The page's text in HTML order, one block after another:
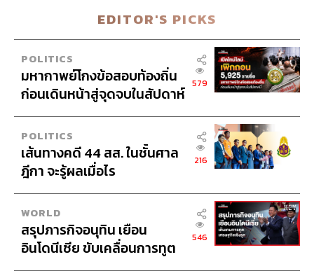
ความน่าสนใจระดับ: 4
ตลาดหุ้นพัฒนาแล้ว ยังได้รับแรงหนุนจากการดำเนิน
นโยบายการเงินและการคลังที่ผ่อนคลาย ความคืบหน้าการ
ฉีดวัคซีน และผลประกอบการบริษัทจดทะเบียนที่มีแนวโน้ม
ออกมาดีกว่าคาดในหลายภูมิภาค
อย่างไรก็ตาม ตลาดหุ้นพัฒนาแล้วมีแนวโน้มผันผวนใน
ระยะสั้น จากความกังวลเกี่ยวกับผลกระทบทางเศรษฐกิจที่
เกิดจากการแพร่ระบาดของโควิดสายพันธุ์เดลตา การเกิด
Sector Rotation และแนวโน้มของ Fed ที่ส่งสัญญาณการ
ปรับขึ้นดอกเบี้ยที่เร็วกว่าคาด
กองทุนแนะนำ:
EDITOR'S PICKS
POLITICS
มหากาพย์โกงข้อสอบท้องถิ่น
ก่อนเดินหน้าสู่จุดจบในสัปดาห์
นี้
579
POLITICS
เส้นทางคดี 44 สส. ในชั้นศาล
ฎีกา จะรู้ผลเมื่อไร
216
WORLD
สรุปภารกิจอนุทิน เยือน
อินโดนีเซีย ขับเคลื่อนการทูต
เศรษฐกิจเชิงรุก ประกาศหุ้น
546